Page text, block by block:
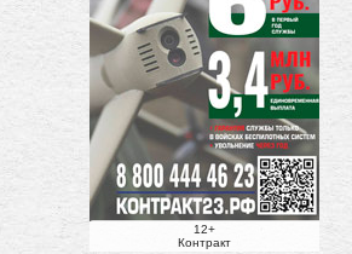
12+
Контракт